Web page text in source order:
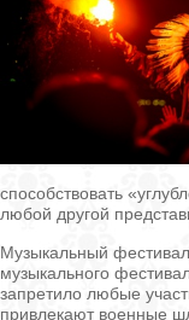
способствовать
любой другой
Музыкальный
музыкального
запретило любые
привлекают военные